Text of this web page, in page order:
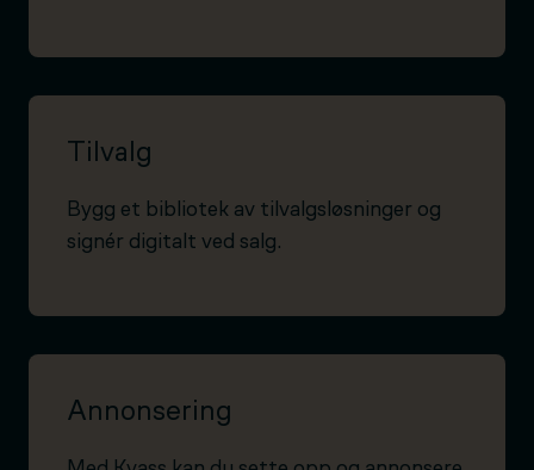
Tilvalg
Bygg et bibliotek av tilvalgsløsninger og
signér digitalt ved salg.
Annonsering